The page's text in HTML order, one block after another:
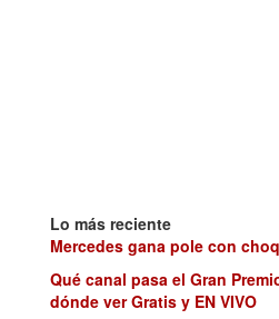
Lo más reciente
Mercedes gana pole con
Qué canal pasa el Gran
dónde ver Gratis y EN VIVO